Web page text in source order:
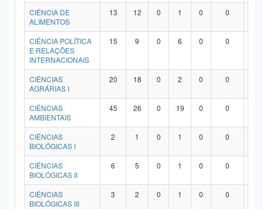
CIÊNCIA DE
ALIMENTOS
13 12 0 1 0 0
CIÊNCIA POLÍTICA
E RELAÇÕES
INTERNACIONAIS
15 9 0 6 0 0
CIÊNCIAS
AGRÁRIAS I
20 18 0 2 0 0
CIÊNCIAS
AMBIENTAIS
45 26 0 19 0 0
CIÊNCIAS
BIOLÓGICAS I
2 1 0 1 0 0
CIÊNCIAS
BIOLÓGICAS II
6 5 0 1 0 0
CIÊNCIAS
BIOLÓGICAS III
3 2 0 1 0 0